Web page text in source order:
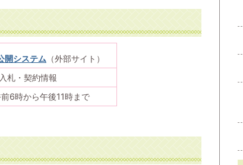
開システム （外部サイト）
札・契約情報
6時から午後11時まで